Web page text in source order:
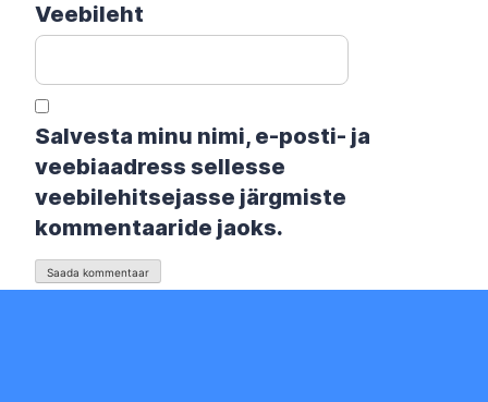
Veebileht
Salvesta minu nimi, e-posti- ja
veebiaadress sellesse
veebilehitsejasse järgmiste
kommentaaride jaoks.